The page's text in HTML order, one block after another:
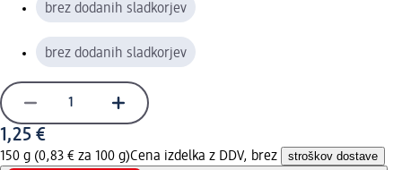
brez dodanih sladkorjev
brez dodanih sladkorjev
1,25 €
150 g (0,83 € za 100 g)Cena izdelka z DDV, brez stroškov dostave